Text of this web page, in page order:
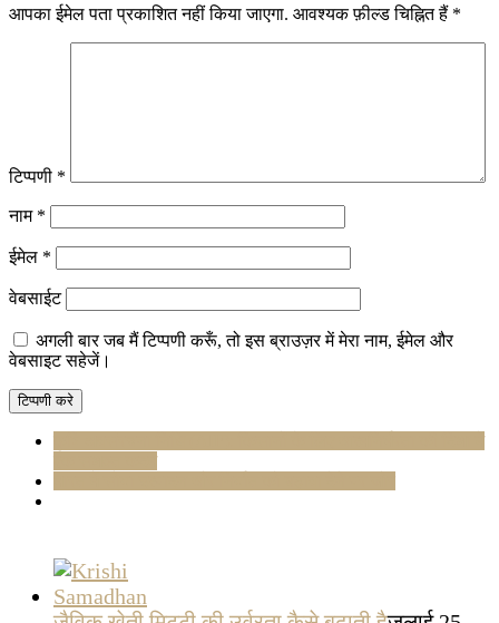
आपका ईमेल पता प्रकाशित नहीं किया जाएगा. आवश्यक फ़ील्ड चिह्नित हैं *
टिप्पणी *
नाम *
ईमेल *
वेबसाईट
अगली बार जब मैं टिप्पणी करूँ, तो इस ब्राउज़र में मेरा नाम, ईमेल और
वेबसाइट सहेजें।